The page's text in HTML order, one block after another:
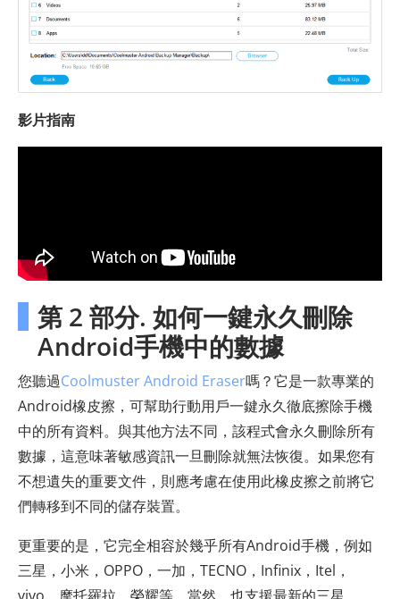
影片指南
第 2 部分. 如何一鍵永久刪除
Android手機中的數據
您聽過Coolmuster Android Eraser嗎？它是一款專業的
Android橡皮擦，可幫助行動用戶一鍵永久徹底擦除手機
中的所有資料。與其他方法不同，該程式會永久刪除所有
數據，這意味著敏感資訊一旦刪除就無法恢復。如果您有
不想遺失的重要文件，則應考慮在使用此橡皮擦之前將它
們轉移到不同的儲存裝置。
更重要的是，它完全相容於幾乎所有Android手機，例如
三星，小米，OPPO，一加，TECNO，Infinix，Itel，
vivo，摩托羅拉，榮耀等。當然，也支援最新的三星